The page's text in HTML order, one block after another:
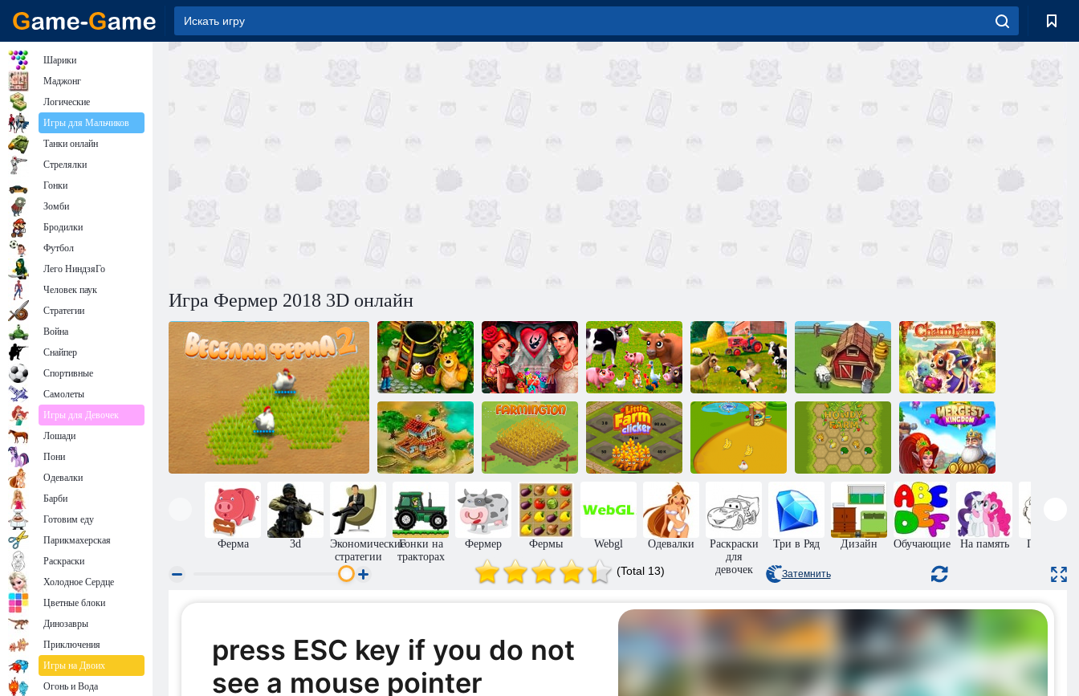
Игра Фермер 2018 3D онлайн
Легенды Снов
Верность:
Рыцари и
Принцессы
IPlayer: Моя
Маленькая
Ферма
Большая Ферма
Моя маленькая
ферма
Чародеи
Ферма Тули
Развитие
фермы
Маленькая
ферма кликер
Ферма Привет ферма
Слияние
Королевства
Ферма 3d
Экономические
стратегии
Гонки на
тракторах
Фермер Фермы Webgl Одевалки
Раскраски
для
девочек
Три в Ряд Дизайн Обучающие На память Прыжки
(Total 13) Затемнить
Шарики
Маджонг
Логические
Игры для Мальчиков
Танки онлайн
Стрелялки
Гонки
Зомби
Бродилки
Футбол
Лего НиндзяГо
Человек паук
Стратегии
Война
Снайпер
Спортивные
Самолеты
Игры для Девочек
Лошади
Пони
Одевалки
Барби
Готовим еду
Парикмахерская
Раскраски
Холодное Сердце
Цветные блоки
Динозавры
Приключения
Игры на Двоих
Огонь и Вода